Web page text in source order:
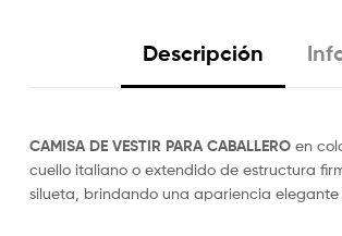
Descripción
CAMISA DE VESTIR PARA CABALLERO en
cuello italiano o extendido de estructura
silueta, brindando una apariencia